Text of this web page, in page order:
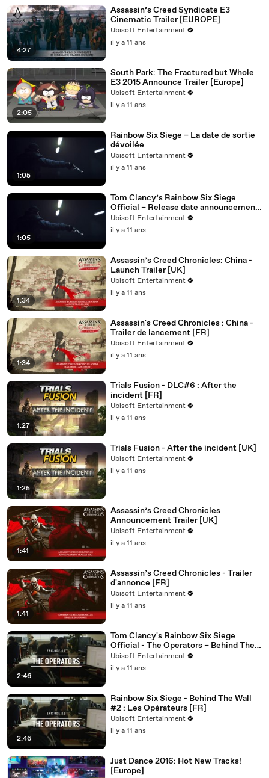
4:27
Assassin’s Creed Syndicate E3
Cinematic Trailer [EUROPE]
Ubisoft Entertainment
il y a 11 ans
2:05
South Park: The Fractured but Whole
E3 2015 Announce Trailer [Europe]
Ubisoft Entertainment
il y a 11 ans
1:05
Rainbow Six Siege – La date de sortie
dévoilée
Ubisoft Entertainment
il y a 11 ans
1:05
Tom Clancy’s Rainbow Six Siege
Official – Release date announcement
trailer [UK]
Ubisoft Entertainment
il y a 11 ans
1:34
Assassin’s Creed Chronicles: China -
Launch Trailer [UK]
Ubisoft Entertainment
il y a 11 ans
1:34
Assassin's Creed Chronicles : China -
Trailer de lancement [FR]
Ubisoft Entertainment
il y a 11 ans
1:27
Trials Fusion - DLC#6 : After the
incident [FR]
Ubisoft Entertainment
il y a 11 ans
1:25
Trials Fusion - After the incident [UK]
Ubisoft Entertainment
il y a 11 ans
1:41
Assassin’s Creed Chronicles
Announcement Trailer [UK]
Ubisoft Entertainment
il y a 11 ans
1:41
Assassin’s Creed Chronicles - Trailer
d'annonce [FR]
Ubisoft Entertainment
il y a 11 ans
2:46
Tom Clancy's Rainbow Six Siege
Official - The Operators – Behind The
Wall #2 [UK]
Ubisoft Entertainment
il y a 11 ans
2:46
Rainbow Six Siege - Behind The Wall
#2 : Les Opérateurs [FR]
Ubisoft Entertainment
il y a 11 ans
Just Dance 2016: Hot New Tracks!
[Europe]